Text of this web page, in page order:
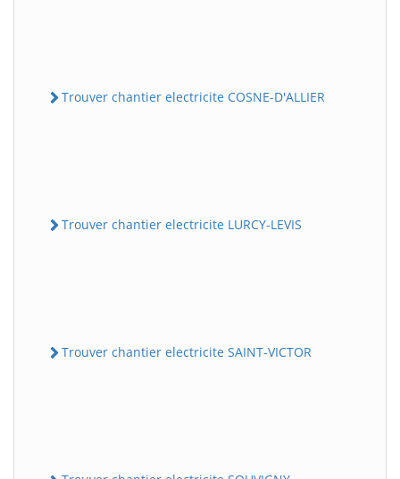
Trouver chantier electricite COSNE-D'ALLIER
Trouver chantier electricite LURCY-LEVIS
Trouver chantier electricite SAINT-VICTOR